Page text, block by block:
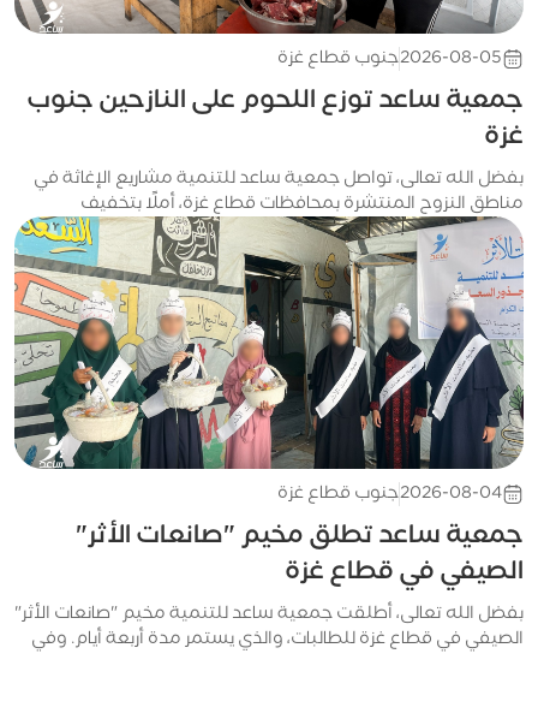
2026-08-05جنوب قطاع غزة
جمعية ساعد توزع اللحوم على النازحين جنوب
غزة
بفضل الله تعالى، تواصل جمعية ساعد للتنمية مشاريع الإغاثة في
مناطق النزوح المنتشرة بمحافظات قطاع غزة، أملًا بتخفيف
المعاناة. وضمن مشاريع الإغاثة، وزعت جمعية ساعد اللحوم على
النازحين في مخيم...
2026-08-04جنوب قطاع غزة
جمعية ساعد تطلق مخيم "صانعات الأثر"
الصيفي في قطاع غزة
بفضل الله تعالى، أطلقت جمعية ساعد للتنمية مخيم "صانعات الأثر"
الصيفي في قطاع غزة للطالبات، والذي يستمر مدة أربعة أيام. وفي